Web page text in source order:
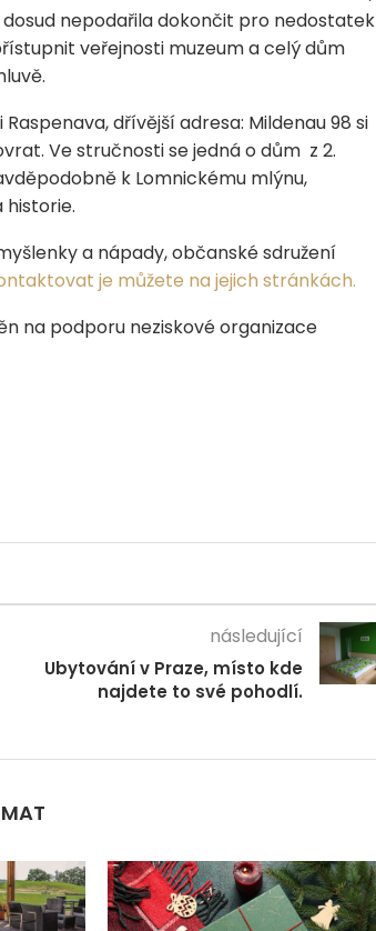
nepodařila dokončit pro nedostatek
veřejnosti muzeum a celý dům
dřívější adresa: Mildenau 98 si
Ve stručnosti se jedná o dům z 2.
k Lomnickému mlýnu,
historie.
a nápady, občanské sdružení
je můžete na jejich stránkách.
na podporu neziskové organizace
následující
Ubytování v Praze, místo kde
najdete to své pohodlí.